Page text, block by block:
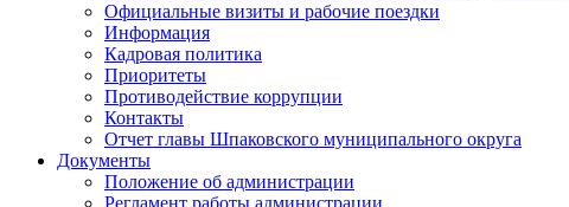
Официальные визиты и рабочие поездки
Информация
Кадровая политика
Приоритеты
Противодействие коррупции
Контакты
Отчет главы Шпаковского муниципального округа
Документы
Положение об администрации